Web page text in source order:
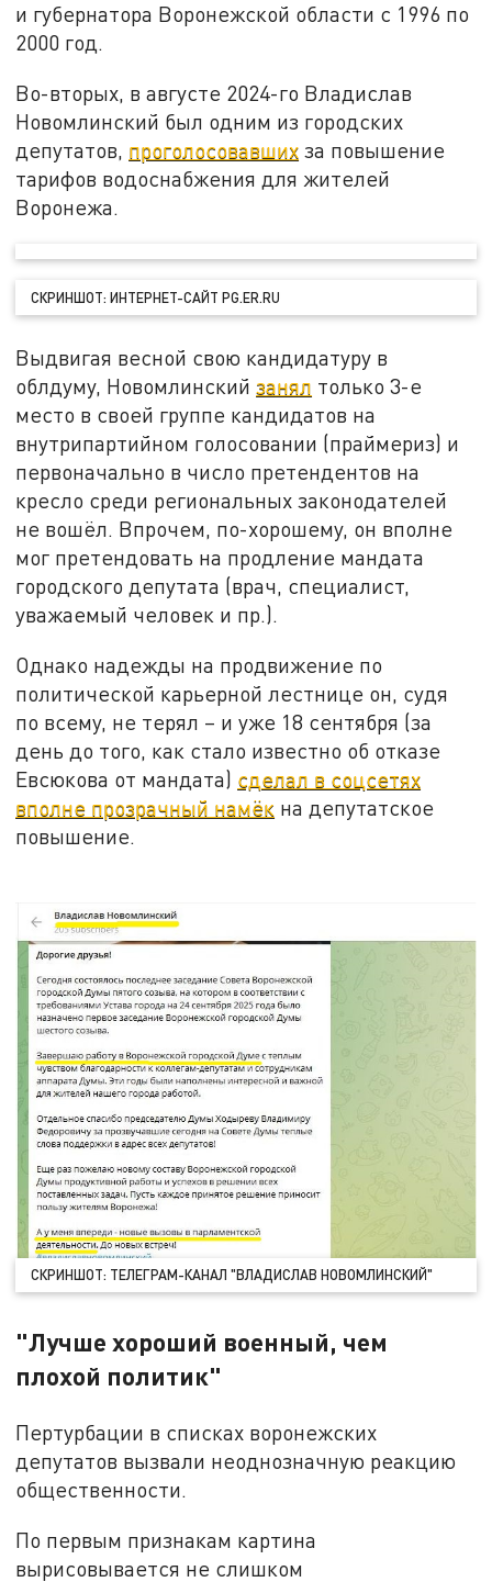
и губернатора Воронежской области с 1996 по
2000 год.
Во-вторых, в августе 2024-го Владислав
Новомлинский был одним из городских
депутатов, проголосовавших за повышение
тарифов водоснабжения для жителей
Воронежа.
СКРИНШОТ: ИНТЕРНЕТ-САЙТ PG.ER.RU
Выдвигая весной свою кандидатуру в
облдуму, Новомлинскийзанял только 3-е
место в своей группе кандидатов на
внутрипартийном голосовании (праймериз) и
первоначально в число претендентов на
кресло среди региональных законодателей
не вошёл. Впрочем, по-хорошему, он вполне
мог претендовать на продление мандата
городского депутата (врач, специалист,
уважаемый человек и пр.).
Однако надежды на продвижение по
политической карьерной лестнице он, судя
по всему, не терял – и уже 18 сентября (за
день до того, как стало известно об отказе
Евсюкова от мандата) сделал в соцсетях
вполне прозрачный намёк на депутатское
повышение.
СКРИНШОТ: ТЕЛЕГРАМ-КАНАЛ "ВЛАДИСЛАВ НОВОМЛИНСКИЙ"
"Лучше хороший военный, чем
плохой политик"
Пертурбации в списках воронежских
депутатов вызвали неоднозначную реакцию
общественности.
По первым признакам картина
вырисовывается не слишком